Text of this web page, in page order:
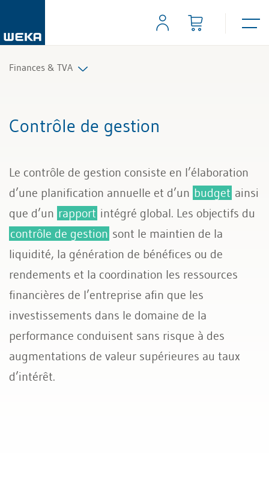
Finances & TVA
TVA et impôts
Contrôle de gestion
Le contrôle de gestion consiste en l’élaboration
d’une planification annuelle et d’un budget ainsi
que d’un rapport intégré global. Les objectifs du
contrôle de gestion sont le maintien de la
liquidité, la génération de bénéfices ou de
rendements et la coordination les ressources
financières de l’entreprise afin que les
investissements dans le domaine de la
performance conduisent sans risque à des
augmentations de valeur supérieures au taux
d’intérêt.